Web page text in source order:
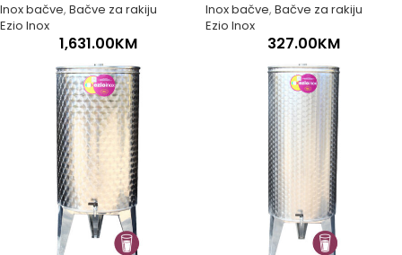
Inox bačve, Bačve za rakiju
Ezio Inox
1,631.00KM
Inox bačve, Bačve za rakiju
Ezio Inox
327.00KM